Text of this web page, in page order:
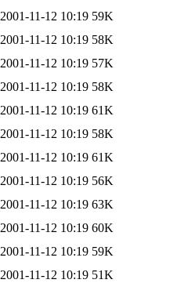
2001-11-12 10:19 59K
2001-11-12 10:19 58K
2001-11-12 10:19 57K
2001-11-12 10:19 58K
2001-11-12 10:19 61K
2001-11-12 10:19 58K
2001-11-12 10:19 61K
2001-11-12 10:19 56K
2001-11-12 10:19 63K
2001-11-12 10:19 60K
2001-11-12 10:19 59K
2001-11-12 10:19 51K